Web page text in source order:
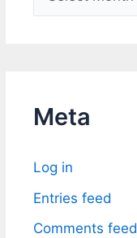
r
vMeta
Log in
Entries feed
Comments feed